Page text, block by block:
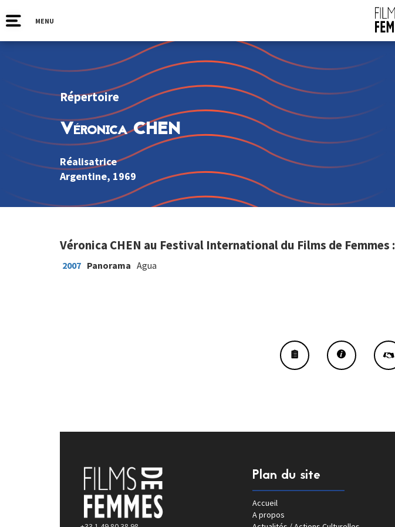
MENU
Répertoire
Véronica CHEN
Réalisatrice
Argentine, 1969
Véronica CHEN au Festival International du Films de Femmes :
2007 Panorama Agua
Plan du site
Accueil
A propos